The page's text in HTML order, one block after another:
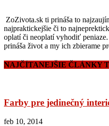
ZoZivota.sk ti prináša to
najpraktickejšie či to
oplatí či neoplatí vyhodiť
prináša život a my ich zbierame
NAJČÍTANEJŠIE ČLÁNKY
Farby pre jedinečný
feb 10, 2014